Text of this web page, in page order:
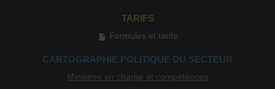
TARIFS
Formules et tarifs
CARTOGRAPHIE POLITIQUE DU SECTEUR
Ministres en charge et compétences